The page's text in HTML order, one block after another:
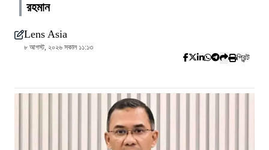
রহমান
Lens Asia
৮ আগস্ট, ২০২৬ সকাল ১১:১৩
প্রিন্ট